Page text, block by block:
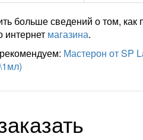
больше сведений о том,
интернет магазина.
Мастерон от SP